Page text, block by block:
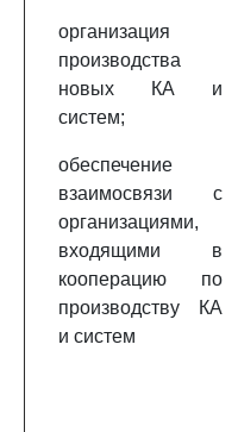
организация
производства
новых КА и
систем;
обеспечение
взаимосвязи с
организациями,
входящими в
кооперацию по
производству КА
и систем